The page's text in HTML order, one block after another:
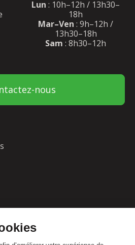
Lun : 10h–12h / 13h30–
18h
Mar–Ven : 9h–12h /
13h30–18h
Sam : 8h30–12h
nous